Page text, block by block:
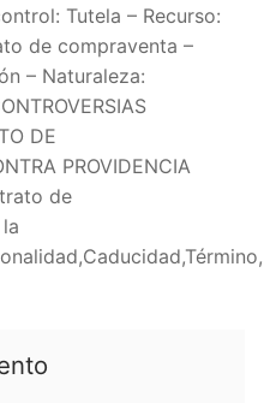
Tutela – Recurso:
de compraventa –
– Naturaleza:
DE
PROVIDENCIA
de